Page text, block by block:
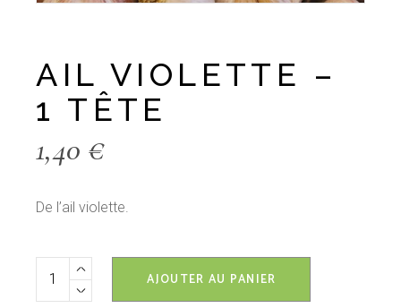
AIL VIOLETTE –
1 TÊTE
1,40 €
De l’ail violette.
AJOUTER AU PANIER